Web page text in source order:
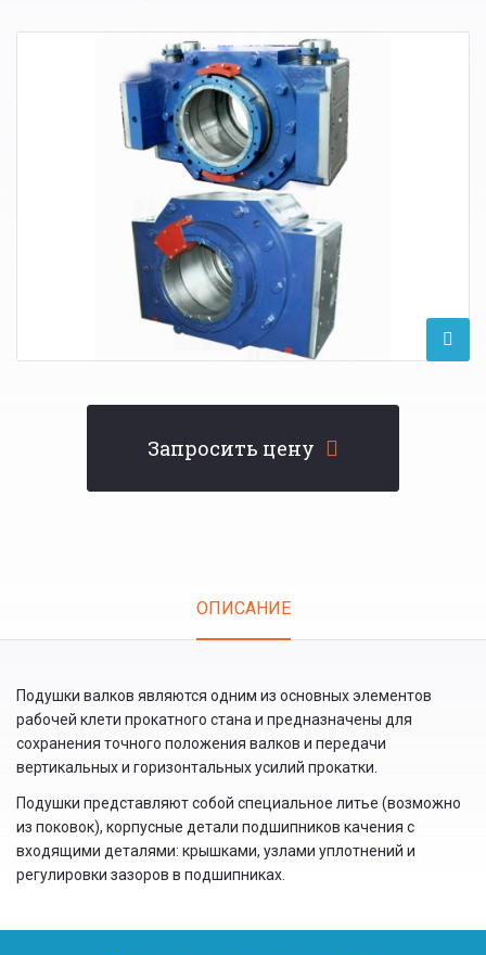
Запросить цену
ОПИСАНИЕ
Подушки валков являются одним из основных элементов
рабочей клети прокатного стана и предназначены для
сохранения точного положения валков и передачи
вертикальных и горизонтальных усилий прокатки.
Подушки представляют собой специальное литье (возможно
из поковок), корпусные детали подшипников качения с
входящими деталями: крышками, узлами уплотнений и
регулировки зазоров в подшипниках.